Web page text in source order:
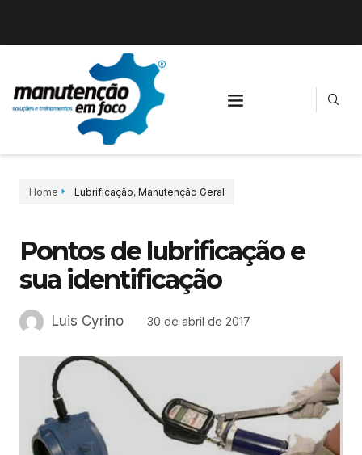
Home Lubrificação, Manutenção Geral
Pontos de lubrificação e
sua identificação
Luis Cyrino 30 de abril de 2017